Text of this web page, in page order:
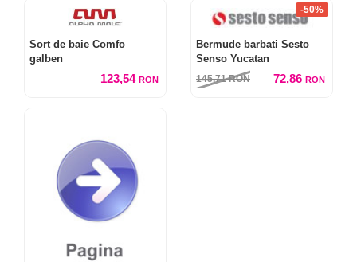
Sort de baie Comfo
galben
123,54 RON
-50%
Bermude barbati Sesto
Senso Yucatan
145,71RON 72,86 RON